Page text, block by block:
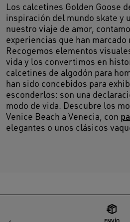
Los calcetines Golden Goose
inspiración del mundo skate y
nuestro viaje de amor,
experiencias que han
Recogemos elementos
vida y los convertimos en
calcetines de algodón para
han sido concebidos para
esconderlos: son una
modo de vida. Descubre los
Venice Beach a Venecia, con
elegantes o unos clásicos